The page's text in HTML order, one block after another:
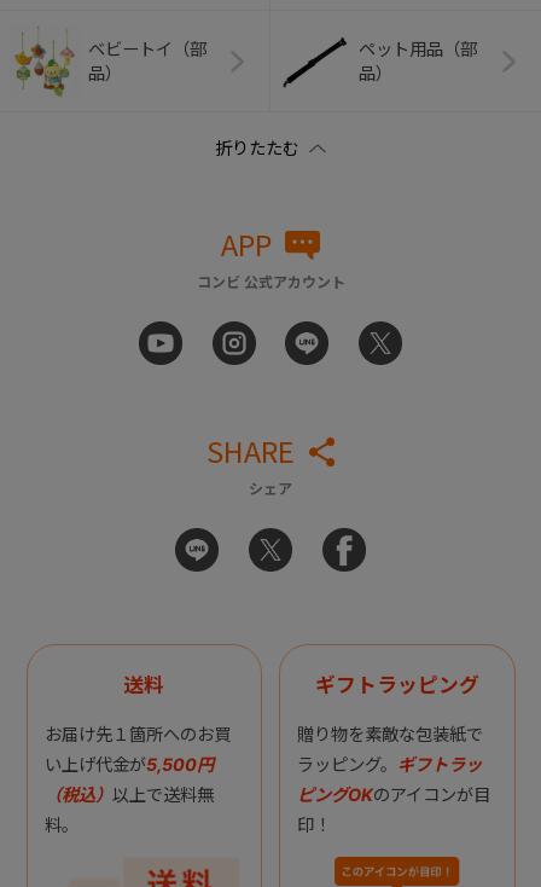
ベビートイ（部
品）
ペット用品（部
品）
APP
コンビ 公式アカウント
SHARE
シェア
送料
お届け先１箇所へのお買
い上げ代金が5,500円
（税込） 以上で送料無
料。
ギフトラッピング
贈り物を素敵な包装紙で
ラッピング。 ギフトラッ
ピングOKのアイコンが目
印！